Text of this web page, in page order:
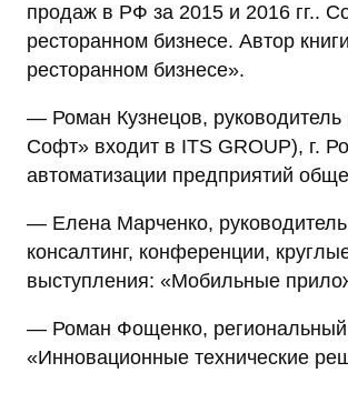
продаж в РФ за 2015 и 2016 гг..
ресторанном бизнесе. Автор
ресторанном бизнесе».
— Роман Кузнецов,
Софт» входит в ITS GROUP), г.
автоматизации предприятий
— Елена Марченко,
консалтинг, конференции,
выступления: «Мобильные
— Роман Фощенко, региональный
«Инновационные технические